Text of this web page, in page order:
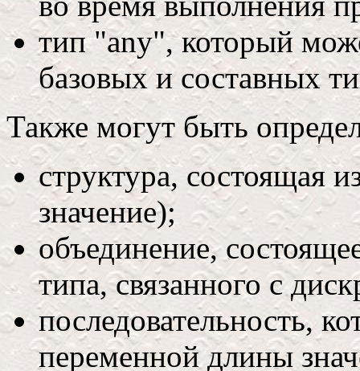
тип "any", который
базовых и составных
Также могут быть
структура, состоящая
значение);
объединение,
типа, связанного с
последовательность,
переменной длины